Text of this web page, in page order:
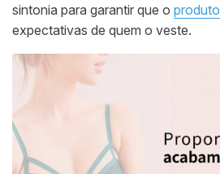
sintonia para garantir que o produto
expectativas de quem o veste.